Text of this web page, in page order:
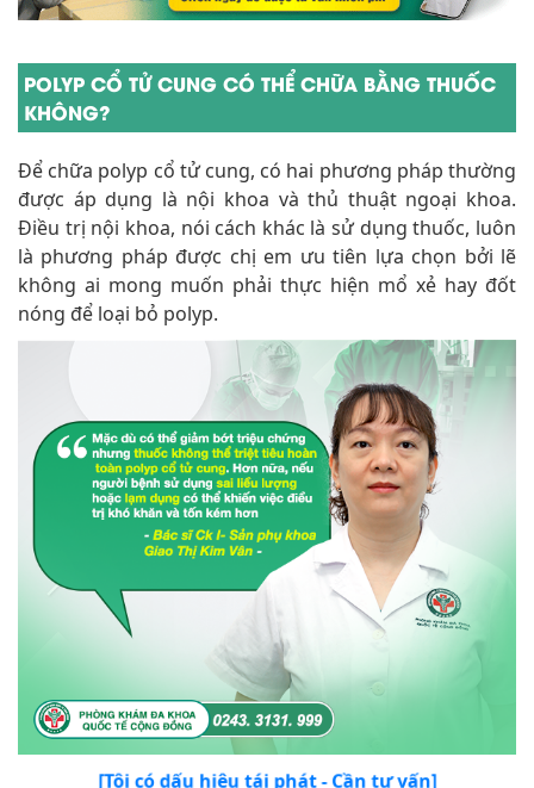
POLYP CỔ TỬ CUNG CÓ THỂ CHỮA BẰNG THUỐC
KHÔNG?
Để chữa polyp cổ tử cung, có hai phương pháp thường
được áp dụng là nội khoa và thủ thuật ngoại khoa.
Điều trị nội khoa, nói cách khác là sử dụng thuốc, luôn
là phương pháp được chị em ưu tiên lựa chọn bởi lẽ
không ai mong muốn phải thực hiện mổ xẻ hay đốt
nóng để loại bỏ polyp.
[Tôi có dấu hiệu tái phát - Cần tư vấn]